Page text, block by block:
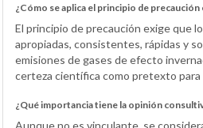
¿Cómo se aplica el principio de
El principio de precaución exige que
apropiadas, consistentes, rápidas y
emisiones de gases de efecto
certeza científica como pretexto para
¿Qué importancia tiene la opinión